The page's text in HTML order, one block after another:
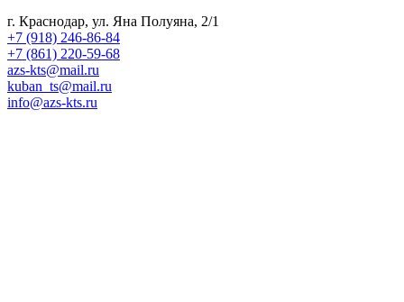
г. Краснодар, ул. Яна Полуяна, 2/1
+7 (918) 246-86-84
+7 (861) 220-59-68
azs-kts@mail.ru
kuban_ts@mail.ru
info@azs-kts.ru